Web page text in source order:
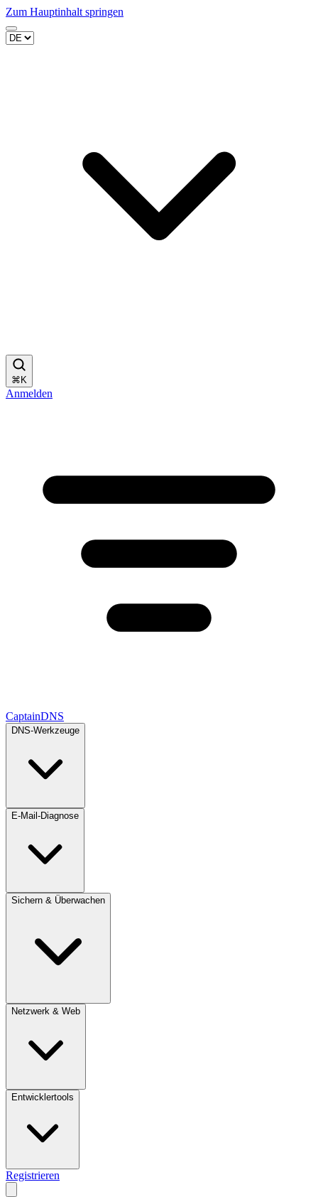
Zum Hauptinhalt springen
⌘ K
Anmelden
CaptainDNS
DNS-Werkzeuge
E-Mail-Diagnose
Sichern & Überwachen
Netzwerk & Web
Entwicklertools
Registrieren